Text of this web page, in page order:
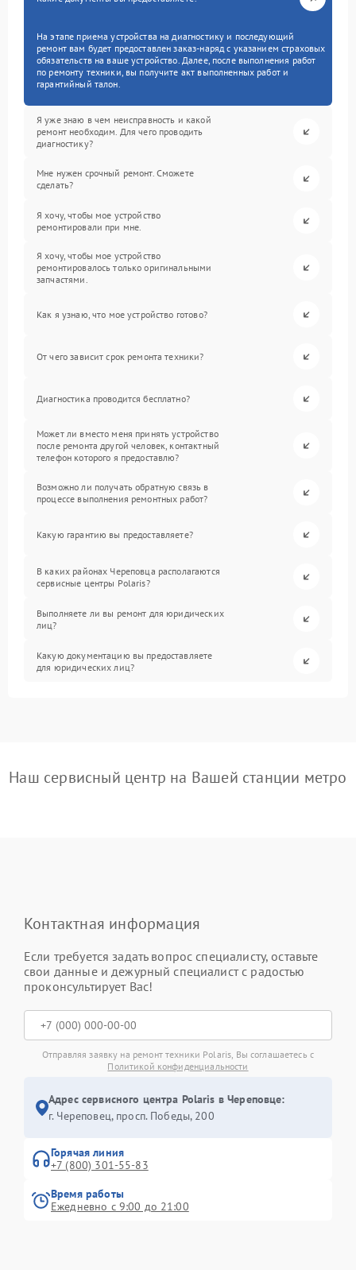
На этапе приема устройства на диагностику и последующий
ремонт вам будет предоставлен заказ-наряд с указанием страховых
обязательств на ваше устройство. Далее, после выполнения работ
по ремонту техники, вы получите акт выполненных работ и
гарантийный талон.
Я уже знаю в чем неисправность и какой
ремонт необходим. Для чего проводить
диагностику?
Мне нужен срочный ремонт. Сможете
сделать?
Я хочу, чтобы мое устройство
ремонтировали при мне.
Я хочу, чтобы мое устройство
ремонтировалось только оригинальными
запчастями.
Как я узнаю, что мое устройство готово?
От чего зависит срок ремонта техники?
Диагностика проводится бесплатно?
Может ли вместо меня принять устройство
после ремонта другой человек, контактный
телефон которого я предоставлю?
Возможно ли получать обратную связь в
процессе выполнения ремонтных работ?
Какую гарантию вы предоставляете?
В каких районах Череповца располагаются
сервисные центры Polaris?
Выполняете ли вы ремонт для юридических
лиц?
Какую документацию вы предоставляете
для юридических лиц?
Наш сервисный центр на Вашей станции метро
Контактная информация
Если требуется задать вопрос специалисту, оставьте
свои данные и дежурный специалист с радостью
проконсультирует Вас!
Отправляя заявку на ремонт техники Polaris, Вы соглашаетесь с
Политикой конфиденциальности
Адрес сервисного центра Polaris в Череповце:
г. Череповец, просп. Победы, 200
Горячая линия
+7 (800) 301-55-83
Время работы
Ежедневно с 9:00 до 21:00